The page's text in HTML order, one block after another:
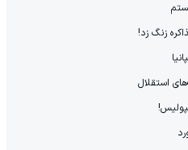
زنگ زد!
استقلال